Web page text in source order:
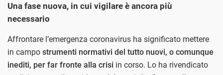
Una fase nuova, in cui vigilare è ancora più
necessario
Affrontare l’emergenza coronavirus ha significato mettere
in campo strumenti normativi del tutto nuovi, o comunque
inediti, per far fronte alla crisi in corso. Lo ha rivendicato